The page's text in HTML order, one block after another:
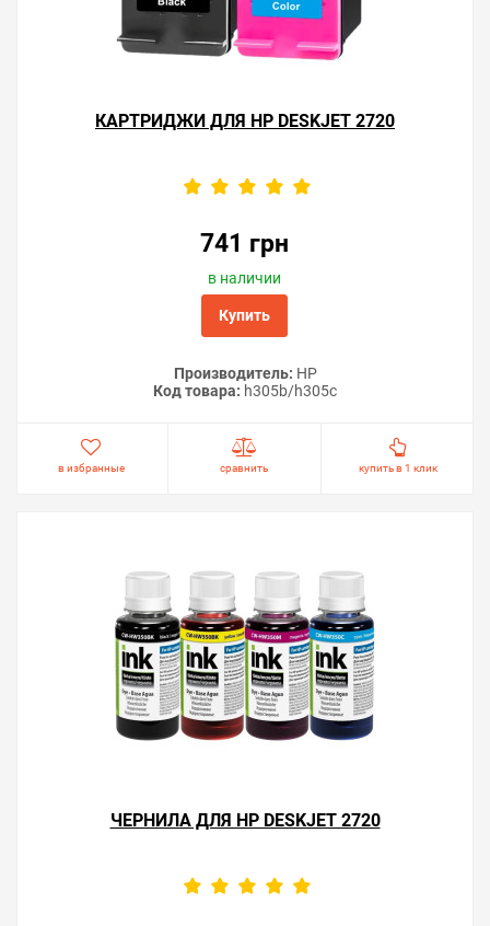
КАРТРИДЖИ ДЛЯ HP DESKJET 2720
741 грн
в наличии
Купить
Производитель: HP
Код товара: h305b/h305c
в избранные сравнить купить в 1 клик
ЧЕРНИЛА ДЛЯ HP DESKJET 2720